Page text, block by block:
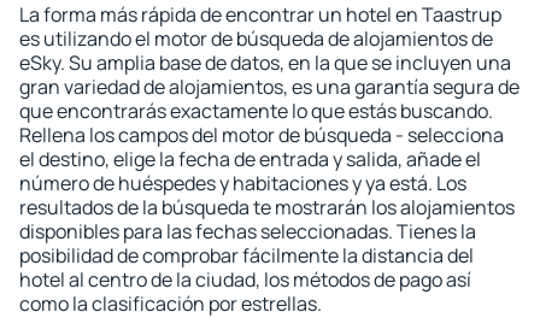
La forma más rápida de encontrar un hotel en Taastrup
es utilizando el motor de búsqueda de alojamientos de
eSky. Su amplia base de datos, en la que se incluyen una
gran variedad de alojamientos, es una garantía segura de
que encontrarás exactamente lo que estás buscando.
Rellena los campos del motor de búsqueda - selecciona
el destino, elige la fecha de entrada y salida, añade el
número de huéspedes y habitaciones y ya está. Los
resultados de la búsqueda te mostrarán los alojamientos
disponibles para las fechas seleccionadas. Tienes la
posibilidad de comprobar fácilmente la distancia del
hotel al centro de la ciudad, los métodos de pago así
como la clasificación por estrellas.